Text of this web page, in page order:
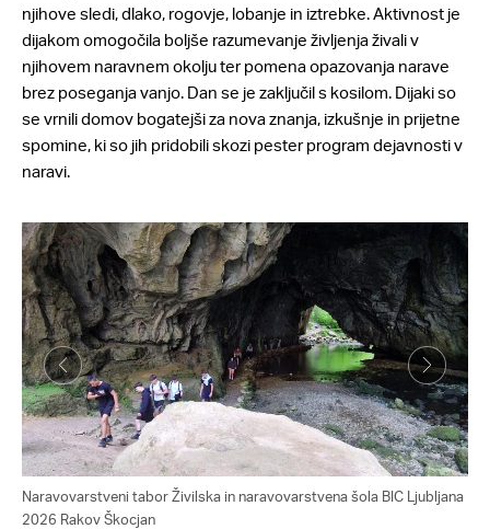
njihove sledi, dlako, rogovje, lobanje in iztrebke. Aktivnost je
dijakom omogočila boljše razumevanje življenja živali v
njihovem naravnem okolju ter pomena opazovanja narave
brez poseganja vanjo. Dan se je zaključil s kosilom. Dijaki so
se vrnili domov bogatejši za nova znanja, izkušnje in prijetne
spomine, ki so jih pridobili skozi pester program dejavnosti v
naravi.
Naravovarstveni tabor Živilska in naravovarstvena šola BIC Ljubljana
2026 Rakov Škocjan